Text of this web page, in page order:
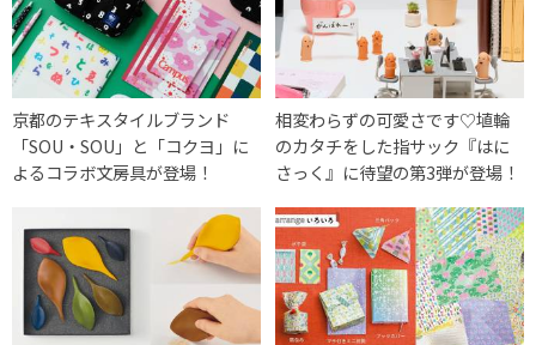
京都のテキスタイルブランド
「SOU・SOU」と「コクヨ」に
よるコラボ文房具が登場！
相変わらずの可愛さです♡埴輪
のカタチをした指サック『はに
さっく』に待望の第3弾が登場！